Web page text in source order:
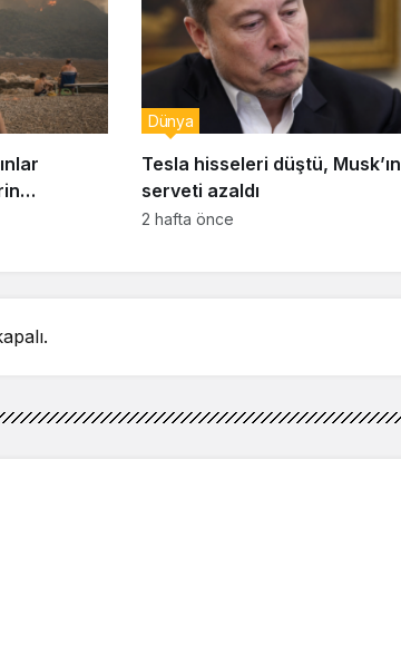
Tesla hisseleri düştü, Musk’ın
serveti azaldı
Dünya
2 hafta önce